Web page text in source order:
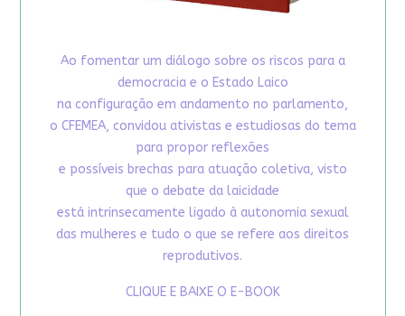
Ao fomentar um diálogo sobre os riscos para a
democracia e o Estado Laico
na configuração em andamento no parlamento,
o CFEMEA, convidou ativistas e estudiosas do tema
para propor reflexões
e possíveis brechas para atuação coletiva, visto
que o debate da laicidade
está intrinsecamente ligado à autonomia sexual
das mulheres e tudo o que se refere aos direitos
reprodutivos.
CLIQUE E BAIXE O E-BOOK